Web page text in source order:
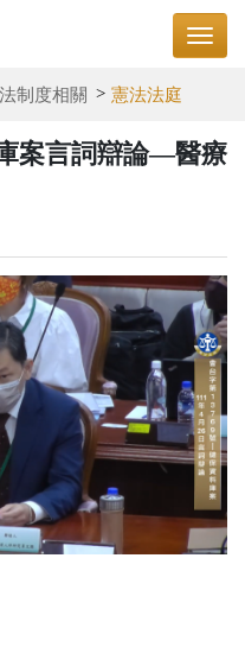
制度相關 憲法法庭
案言詞辯論—醫療